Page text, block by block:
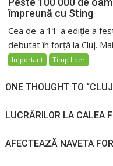
împreună cu Sting
Cea de-a 11-a ediție a
debutat în forță la Cluj.
Important Timp liber
ONE THOUGHT TO
LUCRĂRILOR LA CALEA
AFECTEAZĂ NAVETA